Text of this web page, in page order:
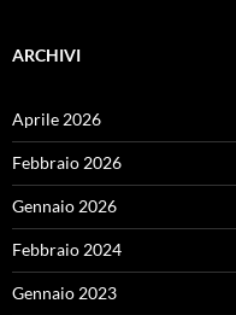
ARCHIVI
Aprile 2026
Febbraio 2026
Gennaio 2026
Febbraio 2024
Gennaio 2023